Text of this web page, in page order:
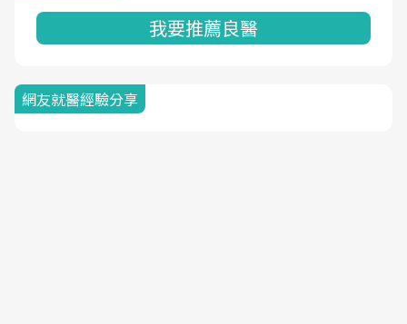
我要推薦良醫
網友就醫經驗分享